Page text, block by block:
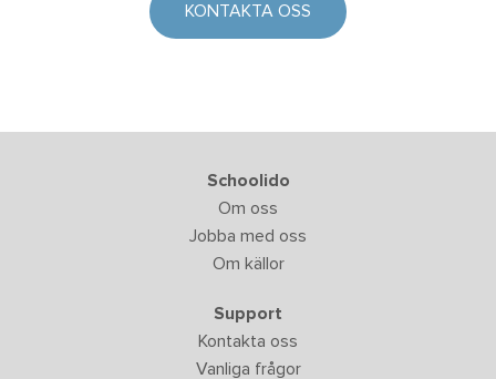
KONTAKTA OSS
Schoolido
Om oss
Jobba med oss
Om källor
Support
Kontakta oss
Vanliga frågor